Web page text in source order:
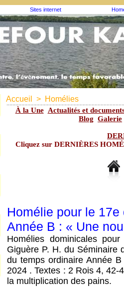
Sites internet
Accueil > Homélies
À la Une Actualités et
Blog Galerie
Cliquez sur DERNIÈRES
Homélie pour le
Année B : « Une
Homélies dominicales
Giguère P. H. du Séminaire
du temps ordinaire Année
2024 . Textes : 2 Rois 4,
la multiplication des pains.